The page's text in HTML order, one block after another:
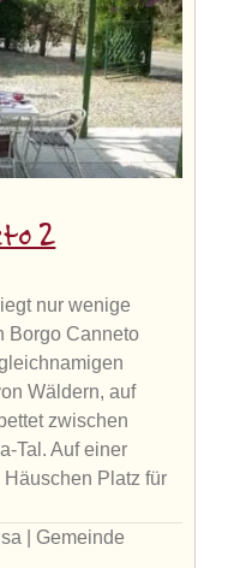
2
nur wenige
Borgo Canneto
Wäldern, auf
zwischen
Tal. Auf einer
Platz für
| Gemeinde